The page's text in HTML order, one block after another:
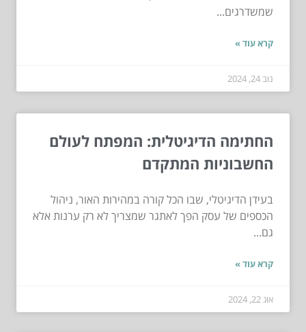
שמשדרגים...
קרא עוד »
נוב 24, 2024
החתימה הדיגיטלית: המפתח לעולם
החשבוניות המתקדם
בעידן הדיגיטלי, שבו הכל קורה במהירות האור, ניהול
הכספים של עסק הפך לאתגר שמצריך לא רק ערנות אלא
גם...
קרא עוד »
אוג 22, 2024